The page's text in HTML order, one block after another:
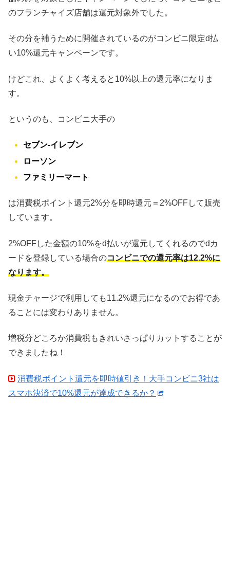
のフランチャイズ店舗は還元対象外でした。
その分を補うために開催されているのがコンビニ限定d払
い10%還元キャンペーンです。
けどこれ、よくよく考えると10%以上の還元率になりま
す。
というのも、コンビニ大手の
セブン-イレブン
ローソン
ファミリーマート
は消費税ポイント還元2%分を即時還元＝2%OFFして販売
しています。
2%OFFした金額の10%をd払いが還元してくれるのでdカ
ードを登録している場合のコンビニでの還元率は12.2%に
なります。
現金チャージで利用しても11.2%還元になるのでお得であ
ることには変わりありません。
増税分どころか消費税もきれいさっぱりカットすることが
できましたね！
消費税ポイント還元を即時値引き！大手コンビニ3社は
スマホ決済で10%還元が達成できるか？